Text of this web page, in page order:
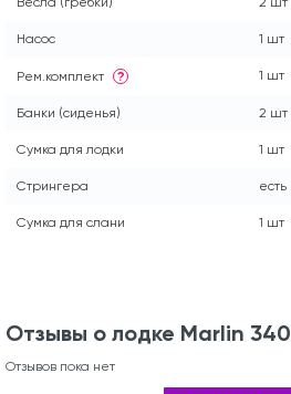
Насос 1 шт
Рем.комплект ? 1 шт
Банки (сиденья) 2 шт
Сумка для лодки 1 шт
Стрингера есть
Сумка для слани 1 шт
Отзывы о лодке Marlin 340
Отзывов пока нет